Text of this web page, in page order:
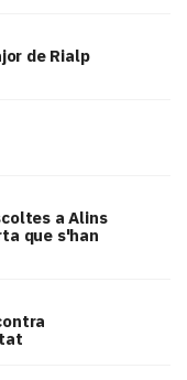
de Rialp
a Alins
que s'han